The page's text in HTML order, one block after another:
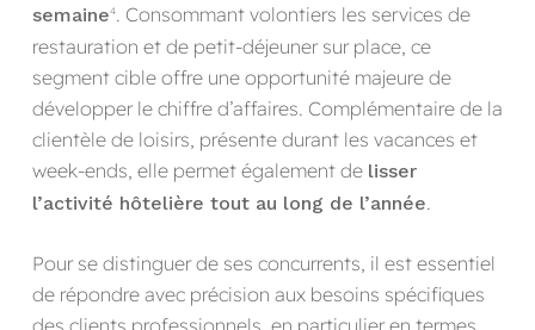
semaine4. Consommant volontiers les services de
restauration et de petit-déjeuner sur place, ce
segment cible offre une opportunité majeure de
développer le chiffre d’affaires. Complémentaire de la
clientèle de loisirs, présente durant les vacances et
week-ends, elle permet également de lisser
l’activité hôtelière tout au long de l’année.
Pour se distinguer de ses concurrents, il est essentiel
de répondre avec précision aux besoins spécifiques
des clients professionnels, en particulier en termes